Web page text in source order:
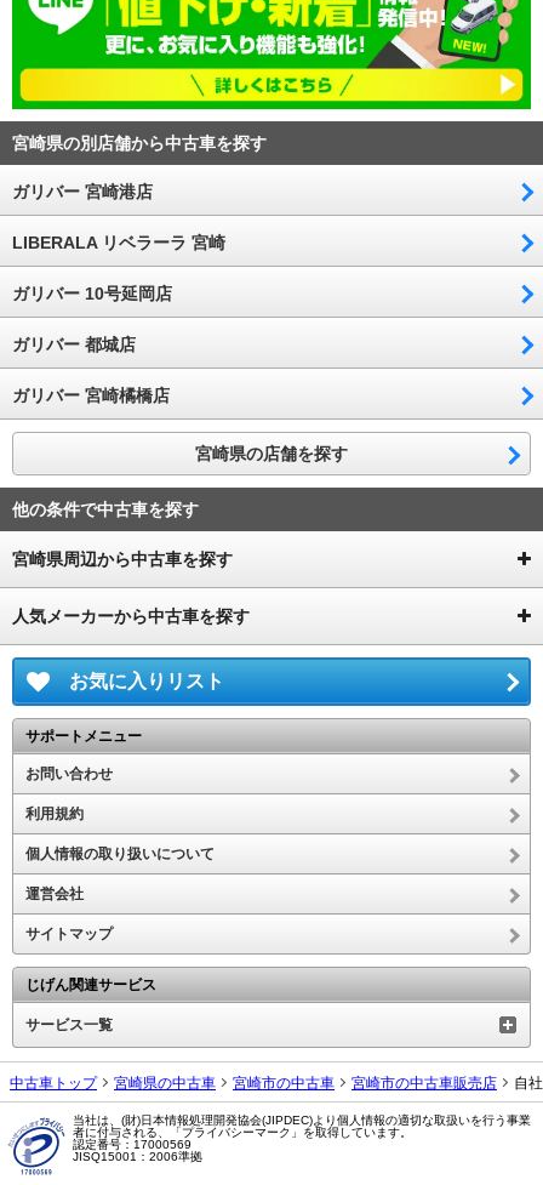
宮崎県の別店舗から中古車を探す
ガリバー 宮崎港店
LIBERALA リベラーラ 宮崎
ガリバー 10号延岡店
ガリバー 都城店
ガリバー 宮崎橘橋店
宮崎県の店舗を探す
他の条件で中古車を探す
宮崎県周辺から中古車を探す
人気メーカーから中古車を探す
お気に入りリスト
サポートメニュー
お問い合わせ
利用規約
個人情報の取り扱いについて
運営会社
サイトマップ
じげん関連サービス
サービス一覧
中古車トップ 宮崎県の中古車 宮崎市の中古車 宮崎市の中古車販売店 自
当社は、(財)日本情報処理開発協会(JIPDEC)より個人情報の適切な取扱いを行う事業
者に付与される、「プライバシーマーク」を取得しています。
認定番号：17000569
JISQ15001：2006準拠